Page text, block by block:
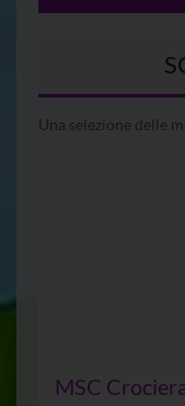
Una selezione delle
MSC